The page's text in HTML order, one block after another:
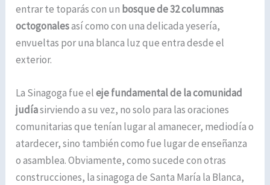
entrar te toparás con un bosque de 32 columnas
octogonalesasí como con una delicada yesería,
envueltas por una blanca luz que entra desde el
exterior.
La Sinagoga fue eleje fundamental de la comunidad
judíasirviendo a su vez, no solo para las oraciones
comunitarias que tenían lugar al amanecer, mediodía o
atardecer, sino también como fue lugar de enseñanza
o asamblea. Obviamente, como sucede con otras
construcciones, la sinagoga de Santa María la Blanca,